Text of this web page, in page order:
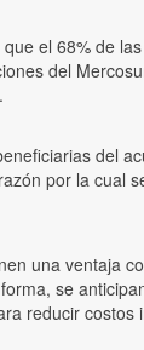
el 68% de
del
del
por la
una ventaja
se
reducir